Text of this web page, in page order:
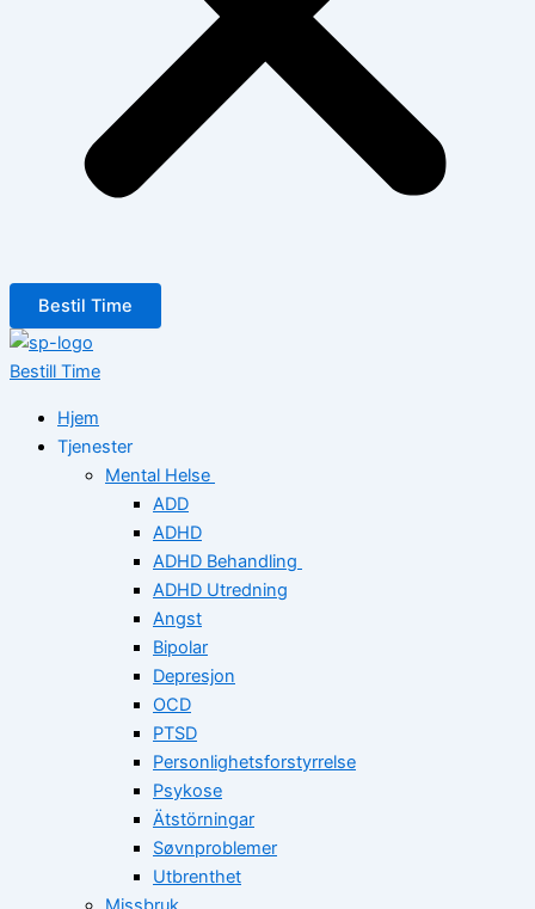
Bestil Time
Bestill Time
Hjem
Tjenester
Mental Helse
ADD
ADHD
ADHD Behandling
ADHD Utredning
Angst
Bipolar
Depresjon
OCD
PTSD
Personlighetsforstyrrelse
Psykose
Ätstörningar
Søvnproblemer
Utbrenthet